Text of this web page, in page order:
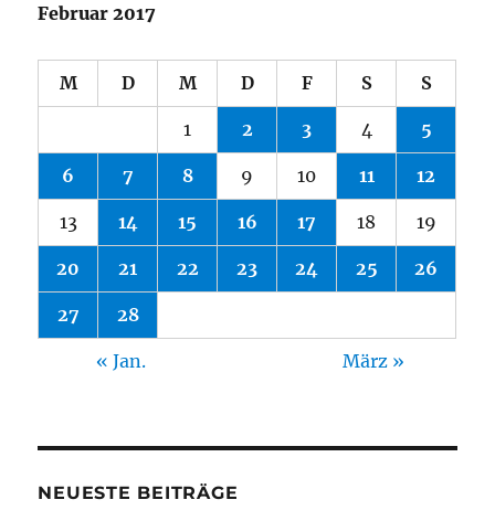
Februar 2017
M D M D F S S
1 2 3 4 5
6 7 8 9 10 11 12
13 14 15 16 17 18 19
20 21 22 23 24 25 26
27 28
« Jan. März »
NEUESTE BEITRÄGE